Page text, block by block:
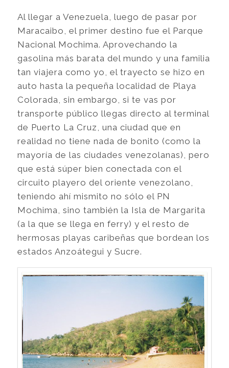
Al llegar a Venezuela, luego de pasar por
Maracaibo, el primer destino fue el Parque
Nacional Mochima. Aprovechando la
gasolina más barata del mundo y una familia
tan viajera como yo, el trayecto se hizo en
auto hasta la pequeña localidad de Playa
Colorada, sin embargo, si te vas por
transporte público llegas directo al terminal
de Puerto La Cruz, una ciudad que en
realidad no tiene nada de bonito (como la
mayoría de las ciudades venezolanas), pero
que está súper bien conectada con el
circuito playero del oriente venezolano,
teniendo ahí mismito no sólo el PN
Mochima, sino también la Isla de Margarita
(a la que se llega en ferry) y el resto de
hermosas playas caribeñas que bordean los
estados Anzoátegui y Sucre.